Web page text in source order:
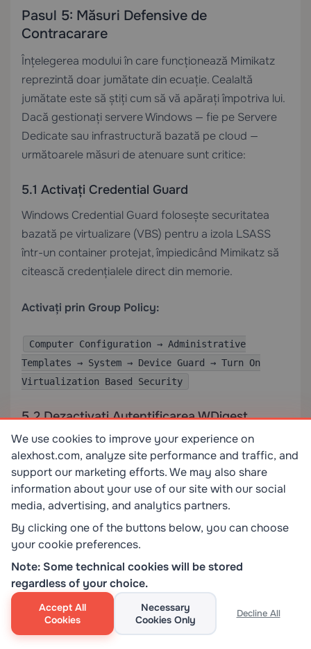
Pasul 5: Măsuri Defensive de
Contracarare
Înțelegerea modului în care funcționează Mimikatz
reprezintă doar jumătate din ecuație. Cealaltă
jumătate este să știți cum să vă apărați împotriva lui.
Dacă gestionați servere Windows — fie pe Servere
Dedicate sau infrastructură bazată pe cloud —
următoarele măsuri de atenuare sunt critice:
5.1 Activați Credential Guard
Windows Credential Guard folosește securitatea
bazată pe virtualizare (VBS) pentru a izola LSASS
într-un container protejat, împiedicând Mimikatz să
citească credențialele direct din memorie.
Activați prin Group Policy:
Computer Configuration → Administrative
Templates → System → Device Guard → Turn On
Virtualization Based Security
5.2 Dezactivați Autentificarea WDigest
Preveniți stocarea în cache a parolelor în text simplu
prin dezactivarea WDigest:
HKEY_LOCAL_MACHINESYSTEMCurrentControlSetC
ontrolSecurityProvidersWDigest
UseLogonCredential = 0
5.3 Adăugați Utilizatori în Grupul Protected
Users
We use cookies to improve your experience on
alexhost.com, analyze site performance and traffic, and
support our marketing efforts. We may also share
information about your use of our site with our social
media, advertising, and analytics partners.
By clicking one of the buttons below, you can choose
your cookie preferences.
Note: Some technical cookies will be stored
regardless of your choice.
Accept All
Cookies
Necessary
Cookies Only
Decline All